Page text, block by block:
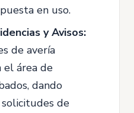
en uso.
y Avisos:
de avería
el área de
dando
de